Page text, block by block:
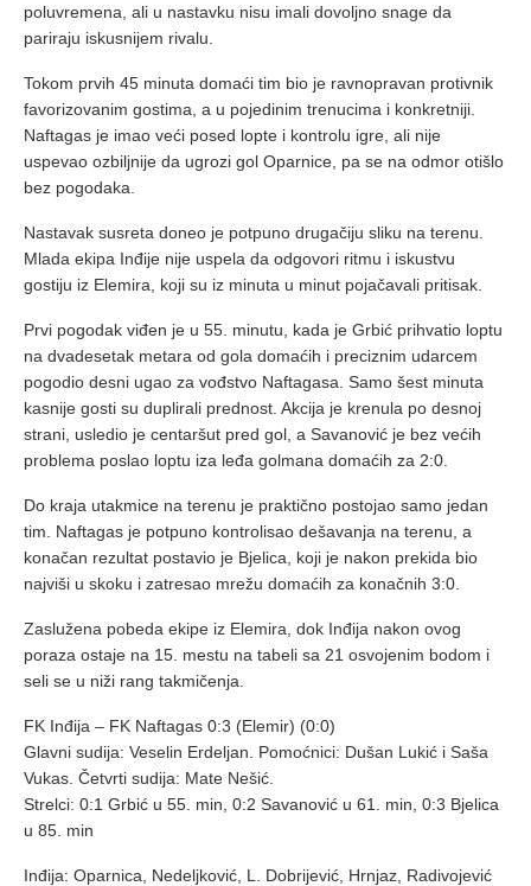
poluvremena, ali u nastavku nisu imali dovoljno snage da
pariraju iskusnijem rivalu.
Tokom prvih 45 minuta domaći tim bio je ravnopravan protivnik
favorizovanim gostima, a u pojedinim trenucima i konkretniji.
Naftagas je imao veći posed lopte i kontrolu igre, ali nije
uspevao ozbiljnije da ugrozi gol Oparnice, pa se na odmor otišlo
bez pogodaka.
Nastavak susreta doneo je potpuno drugačiju sliku na terenu.
Mlada ekipa Inđije nije uspela da odgovori ritmu i iskustvu
gostiju iz Elemira, koji su iz minuta u minut pojačavali pritisak.
Prvi pogodak viđen je u 55. minutu, kada je Grbić prihvatio loptu
na dvadesetak metara od gola domaćih i preciznim udarcem
pogodio desni ugao za vođstvo Naftagasa. Samo šest minuta
kasnije gosti su duplirali prednost. Akcija je krenula po desnoj
strani, usledio je centaršut pred gol, a Savanović je bez većih
problema poslao loptu iza leđa golmana domaćih za 2:0.
Do kraja utakmice na terenu je praktično postojao samo jedan
tim. Naftagas je potpuno kontrolisao dešavanja na terenu, a
konačan rezultat postavio je Bjelica, koji je nakon prekida bio
najviši u skoku i zatresao mrežu domaćih za konačnih 3:0.
Zaslužena pobeda ekipe iz Elemira, dok Inđija nakon ovog
poraza ostaje na 15. mestu na tabeli sa 21 osvojenim bodom i
seli se u niži rang takmičenja.
FK Inđija – FK Naftagas 0:3 (Elemir) (0:0)
Glavni sudija: Veselin Erdeljan. Pomoćnici: Dušan Lukić i Saša
Vukas. Četvrti sudija: Mate Nešić.
Strelci: 0:1 Grbić u 55. min, 0:2 Savanović u 61. min, 0:3 Bjelica
u 85. min
Inđija: Oparnica, Nedeljković, L. Dobrijević, Hrnjaz, Radivojević